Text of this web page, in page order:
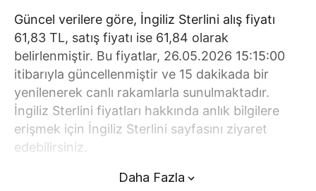
Güncel verilere göre, İngiliz Sterlini alış fiyatı
61,83 TL, satış fiyatı ise 61,84 olarak
belirlenmiştir. Bu fiyatlar, 26.05.2026 15:15:00
itibarıyla güncellenmiştir ve 15 dakikada bir
yenilenerek canlı rakamlarla sunulmaktadır.
İngiliz Sterlini fiyatları hakkında anlık bilgilere
erişmek için İngiliz Sterlini sayfasını ziyaret
edebilirsiniz.
İngiliz Sterlini (TL) fiyatı bugün yükseldi.
Daha Fazla